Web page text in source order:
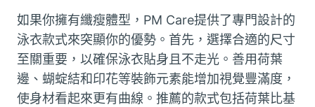
如果你擁有纖瘦體型，PM Care提供了專門設計的
泳衣款式來突顯你的優勢。首先，選擇合適的尺寸
至關重要，以確保泳衣貼身且不走光。善用荷葉
邊、蝴蝊結和印花等裝飾元素能增加視覺豐滿度，
使身材看起來更有曲線。推薦的款式包括荷葉比基